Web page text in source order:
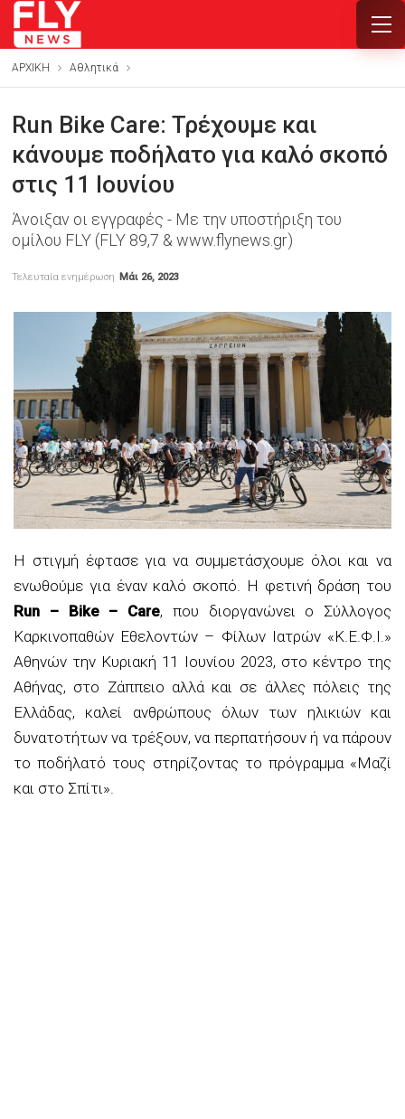
ΑΡΧΙΚΗ Αθλητικά
Run Bike Care: Τρέχουμε και
κάνουμε ποδήλατο για καλό σκοπό
στις 11 Ιουνίου
Άνοιξαν οι εγγραφές - Με την υποστήριξη του
ομίλου FLY (FLY 89,7 & www.flynews.gr)
Τελευταία ενημέρωση Μάι 26, 2023
Η στιγμή έφτασε για να συμμετάσχουμε όλοι και να
ενωθούμε για έναν καλό σκοπό. Η φετινή δράση του
Run – Bike – Care, που διοργανώνει ο Σύλλογος
Καρκινοπαθών Εθελοντών – Φίλων Ιατρών «Κ.Ε.Φ.Ι.»
Αθηνών την Κυριακή 11 Ιουνίου 2023, στο κέντρο της
Αθήνας, στο Ζάππειο αλλά και σε άλλες πόλεις της
Ελλάδας, καλεί ανθρώπους όλων των ηλικιών και
δυνατοτήτων να τρέξουν, να περπατήσουν ή να πάρουν
το ποδήλατό τους στηρίζοντας το πρόγραμμα «Μαζί
και στο Σπίτι».